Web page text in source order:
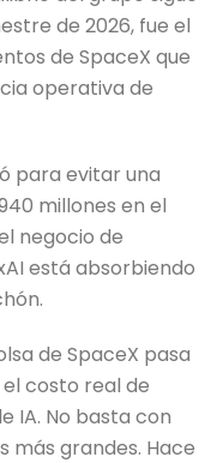
de 2026, fue el
de SpaceX que
operativa de
para evitar una
millones en el
negocio de
está absorbiendo
de SpaceX pasa
costo real de
IA. No basta con
más grandes. Hace